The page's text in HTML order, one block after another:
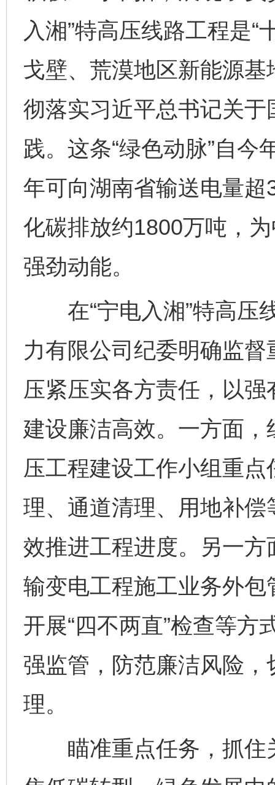
入湘”特高压线路工程是“
戈壁、荒漠地区新能源
彻落实习近平总书记关
践。这条“绿色动脉”自
年可向湖南省输送电量
化碳排放约1800万吨，
强劲动能。
在“宁电入湘”特高压
力有限公司纪委明确监
压紧压实各方责任，以强
建设廉洁高效。一方面
压工程建设工作小组重
理、通道清理、用地补
效推进工程进度。另一
输变电工程施工业务外
开展“四不两直”检查等
强监管，防范廉洁风险
理。
瞄准重点任务，抓住